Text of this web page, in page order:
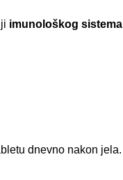
imunološkog sistema
dnevno nakon jela.